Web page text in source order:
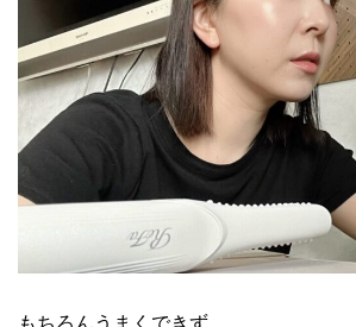
もちろんうまくできず